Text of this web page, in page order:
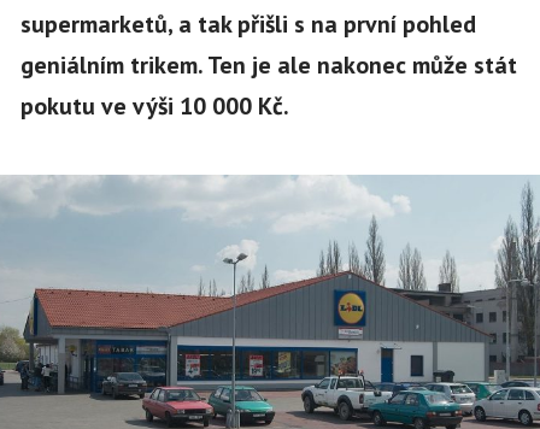
supermarketů, a tak přišli s na první pohled
geniálním trikem. Ten je ale nakonec může stát
pokutu ve výši 10 000 Kč.